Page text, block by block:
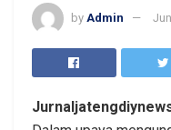
by Admin